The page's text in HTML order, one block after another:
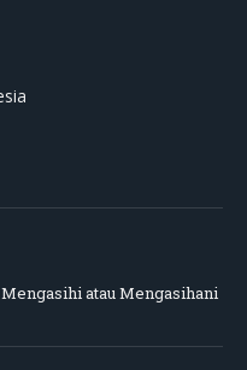
atau Mengasihani